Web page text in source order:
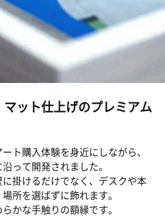
ット仕上げのプレミアム
ト購入体験を身近にしながら、
って開発されました。
掛けるだけでなく、デスクや本
所を選ばずに飾れます。
かな手触りの額縁です。